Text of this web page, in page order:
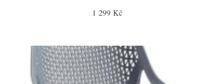
1 299 Kč